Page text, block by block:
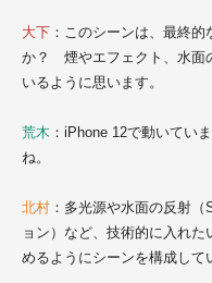
大下 ：このシーンは、最終
か？ 煙やエフェクト、水面
いるように思います。
荒木 ：iPhone 12で動いてい
ね。
北村 ：多光源や水面の反射
ョン）など、技術的に入れ
めるようにシーンを構成して